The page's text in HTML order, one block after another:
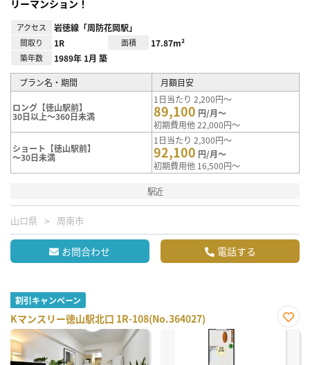
リーマンション！
アクセス 岩徳線「周防花岡駅」
間取り 1R 面積 17.87m²
築年数 1989年 1月 築
プラン名・期間 月額目安
ロング【徳山駅前】
30日以上～360日未満
1日当たり 2,200円～
89,100 円/月～
初期費用他 22,000円～
ショート【徳山駅前】
～30日未満
1日当たり 2,300円～
92,100 円/月～
初期費用他 16,500円～
駅近
山口県 周南市
お問合わせ 電話する
割引キャンペーン
Kマンスリー徳山駅北口 1R-108(No.364027)
お気